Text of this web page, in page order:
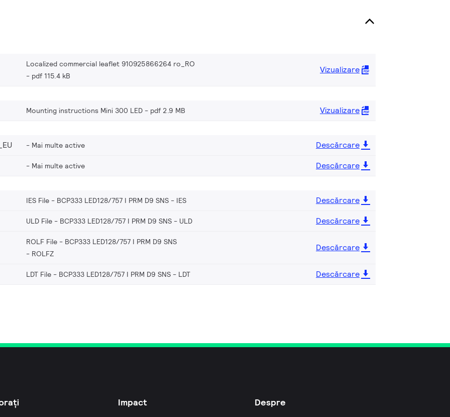
Localized commercial leaflet 910925866264 ro_RO
pdf 115.4 kB
Vizualizare
Mounting instructions Mini 300 LED pdf 2.9 MB Vizualizare
Mai multe active
Descărcare
Mai multe active Descărcare
IES File - BCP333 LED128/757 I PRM D9 SNS IES
Descărcare
ULD File - BCP333 LED128/757 I PRM D9 SNS ULD Descărcare
ROLF File - BCP333 LED128/757 I PRM D9 SNS
ROLFZ
Descărcare
LDT File - BCP333 LED128/757 I PRM D9 SNS LDT Descărcare
Impact Despre